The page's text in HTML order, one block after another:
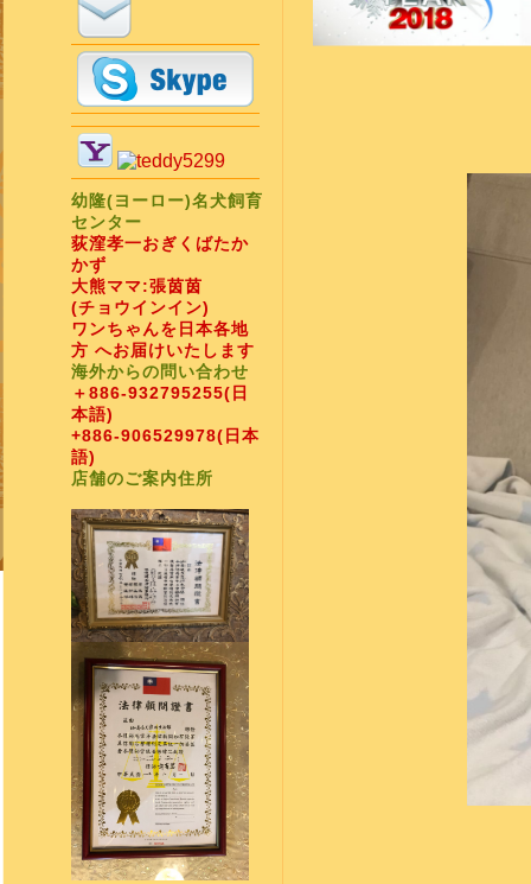
幼隆(ヨーロー)名犬飼育
センター
荻漥孝一おぎくばたか
かず
大熊ママ:張茵茵
(チョウインイン)
ワンちゃんを日本各地
方 へお届けいたします
海外からの問い合わせ
＋886-932795255(日
本語)
+886-906529978(日本
語)
店舗のご案内住所